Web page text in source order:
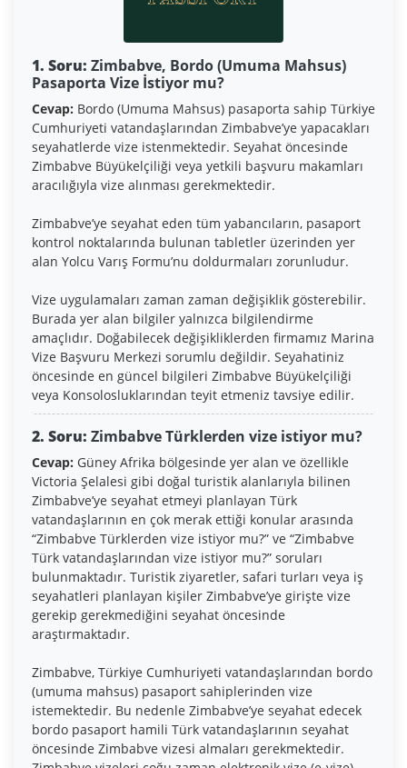
1. Soru: Zimbabve, Bordo (Umuma Mahsus)
Pasaporta Vize İstiyor mu?
Cevap: Bordo (Umuma Mahsus) pasaporta sahip Türkiye
Cumhuriyeti vatandaşlarından Zimbabve’ye yapacakları
seyahatlerde vize istenmektedir. Seyahat öncesinde
Zimbabve Büyükelçiliği veya yetkili başvuru makamları
aracılığıyla vize alınması gerekmektedir.
Zimbabve’ye seyahat eden tüm yabancıların, pasaport
kontrol noktalarında bulunan tabletler üzerinden yer
alan Yolcu Varış Formu’nu doldurmaları zorunludur.
Vize uygulamaları zaman zaman değişiklik gösterebilir.
Burada yer alan bilgiler yalnızca bilgilendirme
amaçlıdır. Doğabilecek değişikliklerden firmamız Marina
Vize Başvuru Merkezi sorumlu değildir. Seyahatiniz
öncesinde en güncel bilgileri Zimbabve Büyükelçiliği
veya Konsolosluklarından teyit etmeniz tavsiye edilir.
2. Soru: Zimbabve Türklerden vize istiyor mu?
Cevap: Güney Afrika bölgesinde yer alan ve özellikle
Victoria Şelalesi gibi doğal turistik alanlarıyla bilinen
Zimbabve’ye seyahat etmeyi planlayan Türk
vatandaşlarının en çok merak ettiği konular arasında
“Zimbabve Türklerden vize istiyor mu?” ve “Zimbabve
Türk vatandaşlarından vize istiyor mu?” soruları
bulunmaktadır. Turistik ziyaretler, safari turları veya iş
seyahatleri planlayan kişiler Zimbabve’ye girişte vize
gerekip gerekmediğini seyahat öncesinde
araştırmaktadır.
Zimbabve, Türkiye Cumhuriyeti vatandaşlarından bordo
(umuma mahsus) pasaport sahiplerinden vize
istemektedir. Bu nedenle Zimbabve’ye seyahat edecek
bordo pasaport hamili Türk vatandaşlarının seyahat
öncesinde Zimbabve vizesi almaları gerekmektedir.